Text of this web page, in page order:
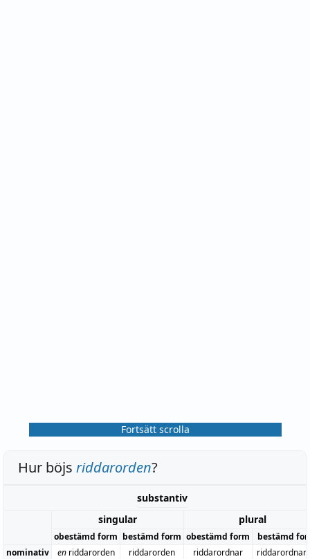
Fortsätt scrolla
Hur böjs riddarorden?
substantiv
singular
plural
obestämd form bestämd form obestämd form
bestämd
nominativ
enriddarorden riddarorden riddarordnar